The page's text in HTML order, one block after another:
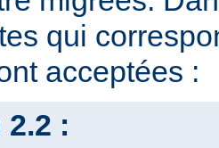
qui
acceptées :
: